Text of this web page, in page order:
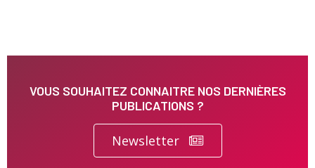
VOUS SOUHAITEZ CONNAITRE NOS DERNIÈRES
PUBLICATIONS ?
Newsletter